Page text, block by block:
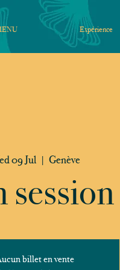
Expérience
09 Jul
  |
Genève
session
billet en vente